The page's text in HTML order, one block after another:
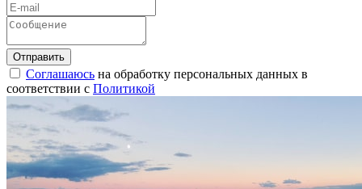
Соглашаюсь на обработку персональных данных в
соответствии с Политикой